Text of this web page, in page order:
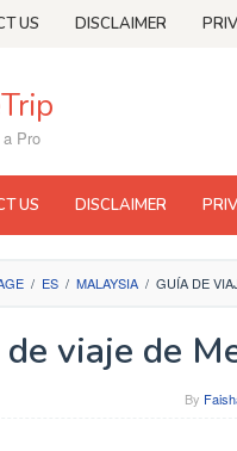
US DISCLAIMER
Pro
US DISCLAIMER
/ ES / MALAYSIA / GUÍA DE
de viaje de
By